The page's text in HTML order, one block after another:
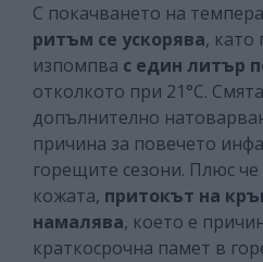
С покачването на
ритъм се ускорява, като
изпомпва с един литър
отколкото при 21°C.
допълнително
причина за повечето
горещите сезони. Плюс
кожата, притокът на
намалява, което е
краткосрочна памет в